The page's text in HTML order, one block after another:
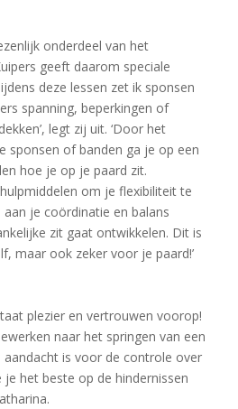
onderdeel van het
geeft daarom speciale
deze lessen zet ik sponsen
spanning, beperkingen of
legt zij uit. ‘Door het
sponsen of banden ga je op een
hoe je op je paard zit.
om je flexibiliteit te
je coördinatie en balans
zit gaat ontwikkelen. Dit is
maar ook zeker voor je paard!’
plezier en vertrouwen voorop!
naar het springen van een
is voor de controle over
het beste op de hindernissen